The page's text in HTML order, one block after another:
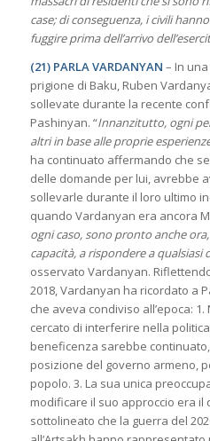
case; di conseguenza, i civili
fuggire prima dell’arrivo
(21) PARLA VARDANYAN – In
prigione di Baku, Ruben
sollevate durante la recente
Pashinyan. “Innanzitutto, ogni
altri in base alle proprie
ha continuato affermando che
delle domande per lui, avrebbe
sollevarle durante il loro ultimo
quando Vardanyan era ancora
ogni caso, sono pronto anche
capacità, a rispondere a qualsiasi
osservato Vardanyan.
2018, Vardanyan ha ricordato a
che aveva condiviso all’epoca:
cercato di interferire nella
beneficenza sarebbe
posizione del governo armeno,
popolo. 3. La sua unica
modificare il suo approccio era il
sottolineato che la guerra del